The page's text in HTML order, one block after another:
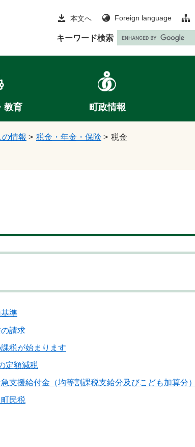
本文へ Foreign language
キーワード検索
o
l
カ
ス
タ
教育 町政情報
の情報 > 税金・年金・保険 > 税金
基準
請求
税が始まります
定額減税
支援給付金（均等割課税支給分及びこども加算分）
町民税